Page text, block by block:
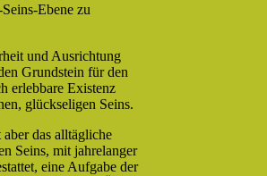
Ebene zu
und Ausrichtung
Grundstein für den
erlebbare Existenz
glückseligen Seins.
aber das alltägliche
Seins, mit jahrelanger
eine Aufgabe der